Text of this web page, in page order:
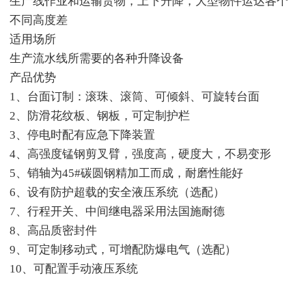
不同高度差
适用场所
生产流水线所需要的各种升降设备
产品优势
1、台面订制：滚珠、滚筒、可倾斜、可旋转台面
2、防滑花纹板、钢板，可定制护栏
3、停电时配有应急下降装置
4、高强度锰钢剪叉臂，强度高，硬度大，不易变形
5、销轴为45#碳圆钢精加工而成，耐磨性能好
6、设有防护超载的安全液压系统（选配）
7、行程开关、中间继电器采用法国施耐德
8、高品质密封件
9、可定制移动式，可增配防爆电气（选配）
10、可配置手动液压系统